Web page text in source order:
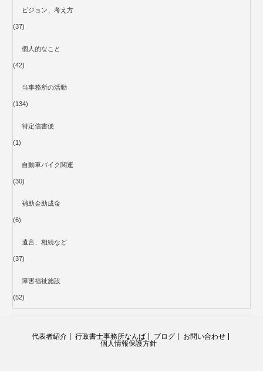
ビジョン、考え方
(37)
個人的なこと
(42)
当事務所の活動
(134)
特定信書便
(1)
自動車バイク関連
(30)
補助金助成金
(6)
遺言、相続など
(37)
障害福祉施設
(52)
代表者紹介 行政書士事務所なんば ブログ
お問い合わせ
個人情報保護方針